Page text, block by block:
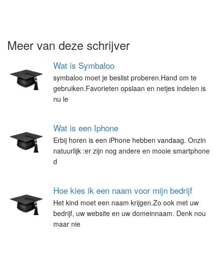
Meer van deze schrijver
Wat is Symbaloo
symbaloo moet je beslist proberen.Hand om te
gebruiken.Favorieten opslaan en netjes indelen is
nu le
Wat is een Iphone
Erbij horen is een iPhone hebben vandaag. Onzin
natuurlijk :er zijn nog andere en mooie smartphone
d
Hoe kies ik een naam voor mijn bedrijf
Het kind moet een naam krijgen.Zo ook met uw
bedrijf, uw website en uw domeinnaam. Denk nou
maar nie